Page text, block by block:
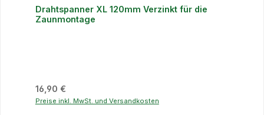
Drahtspanner XL 120mm Verzinkt für die
Zaunmontage
Regulärer Preis:
16,90 €
Preise inkl. MwSt. und Versandkosten